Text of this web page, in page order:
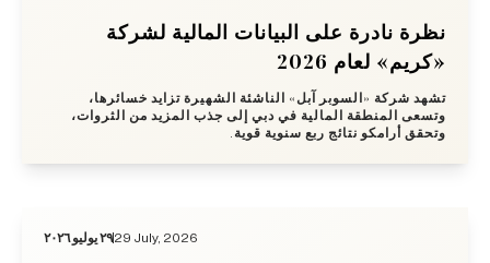
نظرة نادرة على البيانات المالية لشركة
«كريم» لعام 2026
تشهد شركة «السوبر آبل» الناشئة الشهيرة تزايد خسائرها،
وتسعى المنطقة المالية في دبي إلى جذب المزيد من الثروات،
وتحقق أرامكو نتائج ربع سنوية قوية.
٢٩ يوليو ٢٠٢٦29 July, 2026